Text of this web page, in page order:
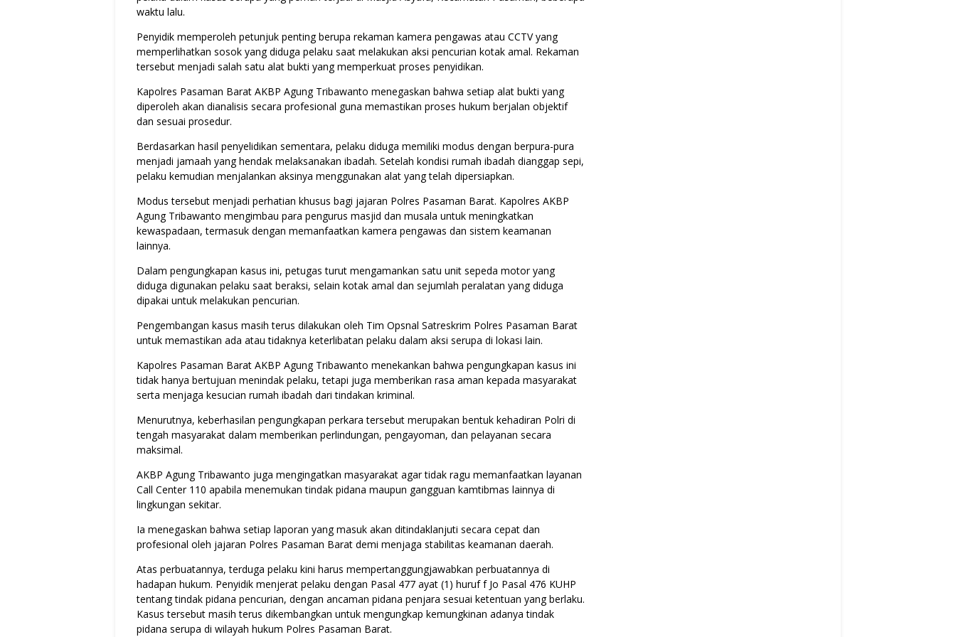
waktu lalu.
Penyidik memperoleh petunjuk penting berupa rekaman kamera pengawas atau CCTV yang
memperlihatkan sosok yang diduga pelaku saat melakukan aksi pencurian kotak amal. Rekaman
tersebut menjadi salah satu alat bukti yang memperkuat proses penyidikan.
Kapolres Pasaman Barat AKBP Agung Tribawanto menegaskan bahwa setiap alat bukti yang
diperoleh akan dianalisis secara profesional guna memastikan proses hukum berjalan objektif
dan sesuai prosedur.
Berdasarkan hasil penyelidikan sementara, pelaku diduga memiliki modus dengan berpura-pura
menjadi jamaah yang hendak melaksanakan ibadah. Setelah kondisi rumah ibadah dianggap sepi,
pelaku kemudian menjalankan aksinya menggunakan alat yang telah dipersiapkan.
Modus tersebut menjadi perhatian khusus bagi jajaran Polres Pasaman Barat. Kapolres AKBP
Agung Tribawanto mengimbau para pengurus masjid dan musala untuk meningkatkan
kewaspadaan, termasuk dengan memanfaatkan kamera pengawas dan sistem keamanan
lainnya.
Dalam pengungkapan kasus ini, petugas turut mengamankan satu unit sepeda motor yang
diduga digunakan pelaku saat beraksi, selain kotak amal dan sejumlah peralatan yang diduga
dipakai untuk melakukan pencurian.
Pengembangan kasus masih terus dilakukan oleh Tim Opsnal Satreskrim Polres Pasaman Barat
untuk memastikan ada atau tidaknya keterlibatan pelaku dalam aksi serupa di lokasi lain.
Kapolres Pasaman Barat AKBP Agung Tribawanto menekankan bahwa pengungkapan kasus ini
tidak hanya bertujuan menindak pelaku, tetapi juga memberikan rasa aman kepada masyarakat
serta menjaga kesucian rumah ibadah dari tindakan kriminal.
Menurutnya, keberhasilan pengungkapan perkara tersebut merupakan bentuk kehadiran Polri di
tengah masyarakat dalam memberikan perlindungan, pengayoman, dan pelayanan secara
maksimal.
AKBP Agung Tribawanto juga mengingatkan masyarakat agar tidak ragu memanfaatkan layanan
Call Center 110 apabila menemukan tindak pidana maupun gangguan kamtibmas lainnya di
lingkungan sekitar.
Ia menegaskan bahwa setiap laporan yang masuk akan ditindaklanjuti secara cepat dan
profesional oleh jajaran Polres Pasaman Barat demi menjaga stabilitas keamanan daerah.
Atas perbuatannya, terduga pelaku kini harus mempertanggungjawabkan perbuatannya di
hadapan hukum. Penyidik menjerat pelaku dengan Pasal 477 ayat (1) huruf f Jo Pasal 476 KUHP
tentang tindak pidana pencurian, dengan ancaman pidana penjara sesuai ketentuan yang berlaku.
Kasus tersebut masih terus dikembangkan untuk mengungkap kemungkinan adanya tindak
pidana serupa di wilayah hukum Polres Pasaman Barat.